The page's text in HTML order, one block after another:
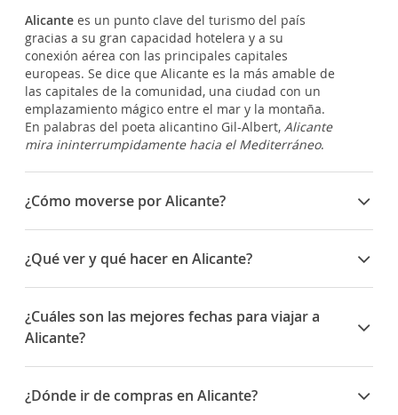
Alicante es un punto clave del turismo del país
gracias a su gran capacidad hotelera y a su
conexión aérea con las principales capitales
europeas. Se dice que Alicante es la más amable de
las capitales de la comunidad, una ciudad con un
emplazamiento mágico entre el mar y la montaña.
En palabras del poeta alicantino Gil-Albert, Alicante
mira ininterrumpidamente hacia el Mediterráneo.
¿Cómo moverse por Alicante?
Alicante es una ciudad cómoda para desplazarte a
pie ya que las distancias no son excesivamente
grandes. Además, cuenta con una amplia red de
autobuses con los que podrás desplazarte a los
existe la opción del tranvía, que cuenta con varias
líneas.
¿Qué ver y qué hacer en Alicante?
Hay varios lugares destacados de la ciudad de
Alicante que no te puedes perder. El
Castillo de
Santa Bárbaraes una de las fortalezas medievales
más grandes de España. Desde allí arriba, podrás
luce su arquitectura barroca mientras que el
¿Cuáles son las mejores fechas para viajar a
Alicante?
LasHogueras de San Juanson las fiestas mayores
de la ciudad y fueron declaradas de Interés
Turístico Internacional. Es tradición bañarse en el
¿Dónde ir de compras en Alicante?